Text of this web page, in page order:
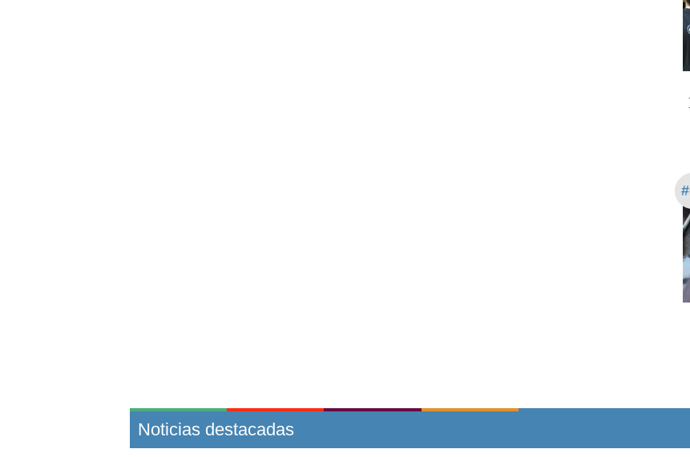
Noticias destacadas